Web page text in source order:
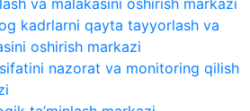
va malakasini oshirish markazi
kadrlarni qayta tayyorlash va
oshirish markazi
sifatini nazorat va monitoring qilish